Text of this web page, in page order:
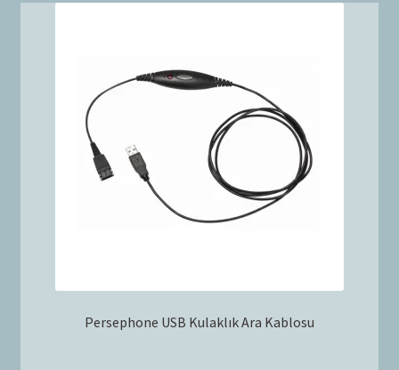
Persephone USB Kulaklık Ara Kablosu